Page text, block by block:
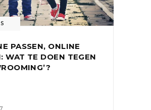
PASSEN, ONLINE
WAT TE DOEN TEGEN